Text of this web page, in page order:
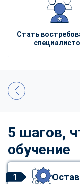
Стать
5 шагов,
обучение
1